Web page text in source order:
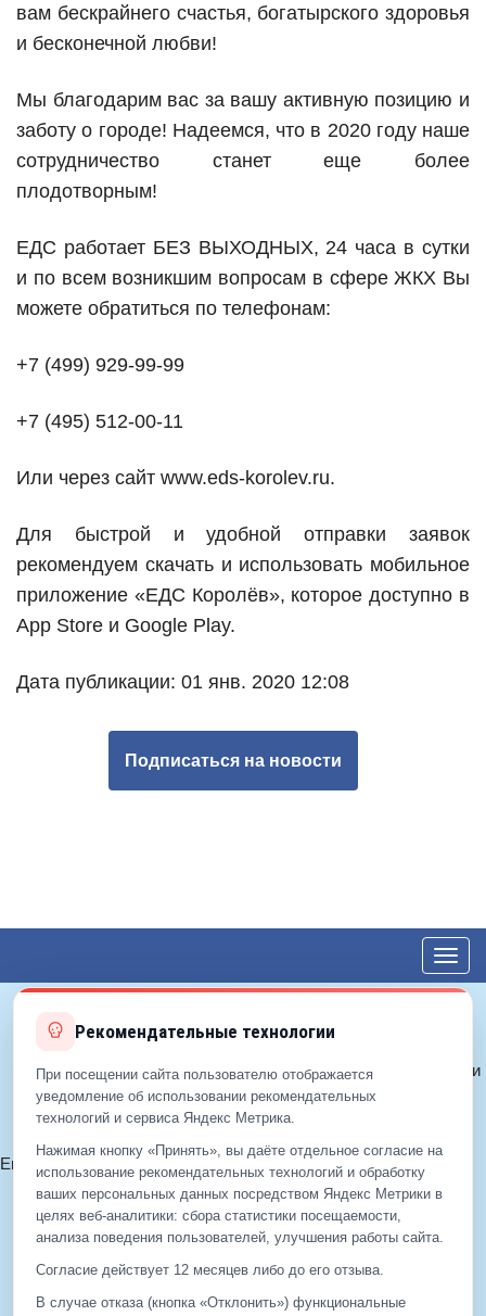
вам бескрайнего счастья, богатырского здоровья
и бесконечной любви!
Мы благодарим вас за вашу активную позицию и
заботу о городе! Надеемся, что в 2020 году наше
сотрудничество станет еще более
плодотворным!
ЕДС работает БЕЗ ВЫХОДНЫХ, 24 часа в сутки
и по всем возникшим вопросам в сфере ЖКХ Вы
можете обратиться по телефонам:
+7 (499) 929-99-99
+7 (495) 512-00-11
Или через сайт www.eds-korolev.ru.
Для быстрой и удобной отправки заявок
рекомендуем скачать и использовать мобильное
приложение «ЕДС Королёв», которое доступно в
App Store и Google Play.
Дата публикации: 01 янв. 2020 12:08
Подписаться на новости
© 2012—2026 ЕДС-Королёв
Политика конфиденциальности
Политика cookie
Согласие на обработку ПДн
Email: info@eds-korolev.ru
+7 (499) 929-99-99
+7 (495)512-00-11
Рекомендательные технологии
При посещении сайта пользователю отображается
уведомление об использовании рекомендательных
технологий и сервиса Яндекс Метрика.
Нажимая кнопку «Принять», вы даёте отдельное согласие на
использование рекомендательных технологий и обработку
ваших персональных данных посредством Яндекс Метрики в
целях веб‑аналитики: сбора статистики посещаемости,
анализа поведения пользователей, улучшения работы сайта.
Согласие действует 12 месяцев либо до его отзыва.
В случае отказа (кнопка «Отклонить») функциональные